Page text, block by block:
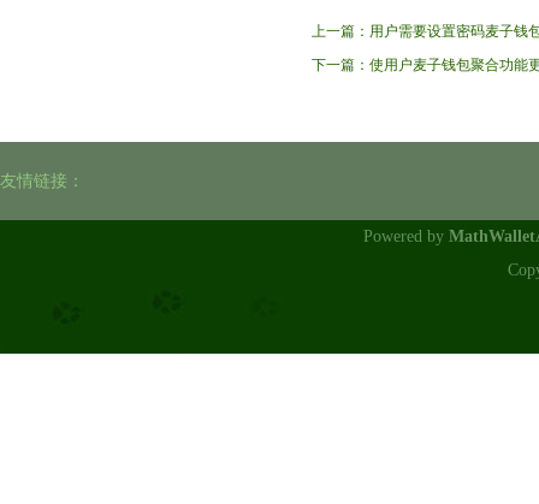
上一篇： 用户需要设置密码麦子钱
下一篇： 使用户麦子钱包聚合功能
友情链接：
Powered by